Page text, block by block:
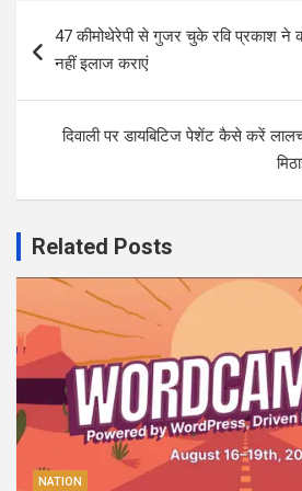
navigation
47 कीमोथेरेपी से गुजर चुके रवि प्रकाश ने
नहीं इलाज कराएं
दिवाली पर डायबिटिज पेशेंट कैसे करें
Related Posts
NATION